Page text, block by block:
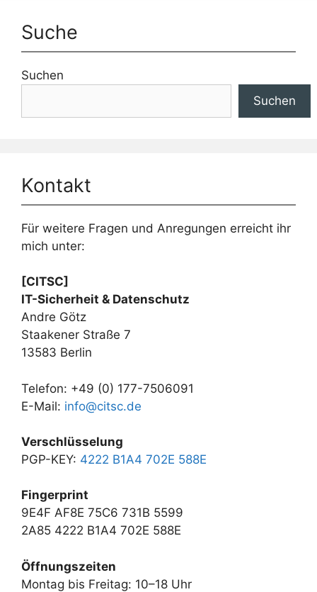
Suche
Suchen
Suchen
Kontakt
Für weitere Fragen und Anregungen erreicht ihr
mich unter:
[CITSC]
IT-Sicherheit & Datenschutz
Andre Götz
Staakener Straße 7
13583 Berlin
Telefon: +49 (0) 177-7506091
E-Mail: info@citsc.de
Verschlüsselung
PGP-KEY: 4222 B1A4 702E 588E
Fingerprint
9E4F AF8E 75C6 731B 5599
2A85 4222 B1A4 702E 588E
Öffnungszeiten
Montag bis Freitag: 10–18 Uhr